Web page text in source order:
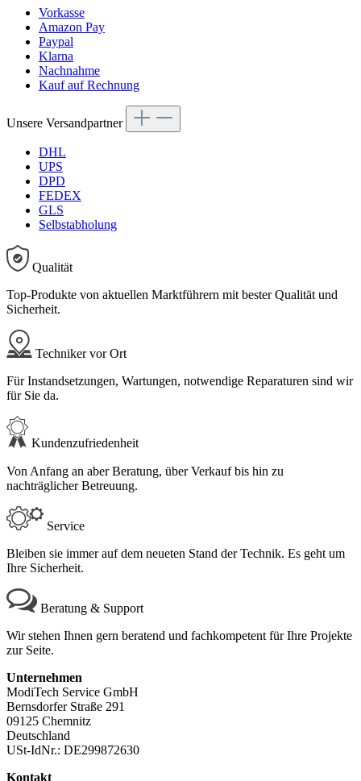
Vorkasse
Amazon Pay
Paypal
Klarna
Nachnahme
Kauf auf Rechnung
Unsere Versandpartner
DHL
UPS
DPD
FEDEX
GLS
Selbstabholung
Qualität
Top-Produkte von aktuellen Marktführern mit bester Qualität und
Sicherheit.
Techniker vor Ort
Für Instandsetzungen, Wartungen, notwendige Reparaturen sind wir
für Sie da.
Kundenzufriedenheit
Von Anfang an aber Beratung, über Verkauf bis hin zu
nachträglicher Betreuung.
Service
Bleiben sie immer auf dem neueten Stand der Technik. Es geht um
Ihre Sicherheit.
Beratung & Support
Wir stehen Ihnen gern beratend und fachkompetent für Ihre Projekte
zur Seite.
Unternehmen
ModiTech Service GmbH
Bernsdorfer Straße 291
09125 Chemnitz
Deutschland
USt-IdNr.: DE299872630
Kontakt